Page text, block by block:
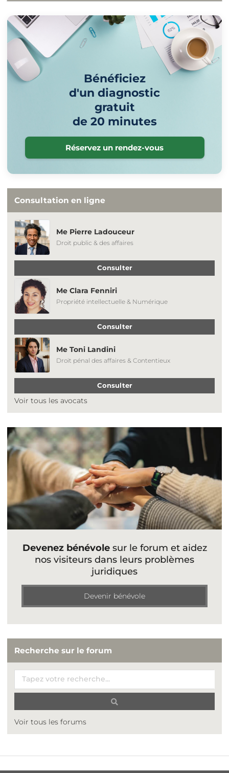
Bénéficiez
d'un diagnostic
gratuit
de 20 minutes
Réservez un rendez-vous
Consultation en ligne
Me Pierre Ladouceur
Droit public & des affaires
Consulter
Me Clara Fenniri
Propriété intellectuelle & Numérique
Consulter
Me Toni Landini
Droit pénal des affaires & Contentieux
Consulter
Voir tous les avocats
Devenez bénévolesur le forum et aidez
nos visiteurs dans leurs problèmes
juridiques
Devenir bénévole
Recherche sur le forum
Voir tous les forums